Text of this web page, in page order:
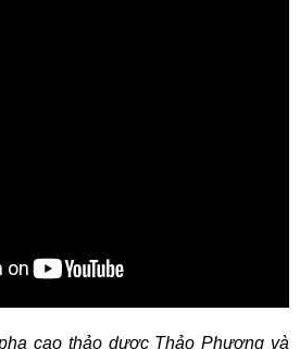
cao thảo dược Thảo Phương và